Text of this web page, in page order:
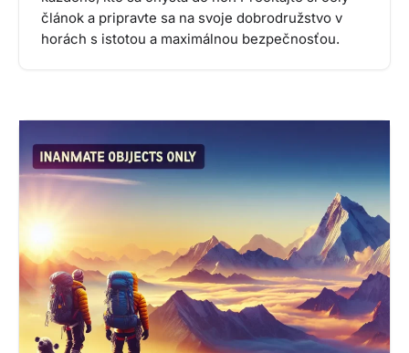
článok a pripravte sa na svoje dobrodružstvo v
horách s istotou a maximálnou bezpečnosťou.